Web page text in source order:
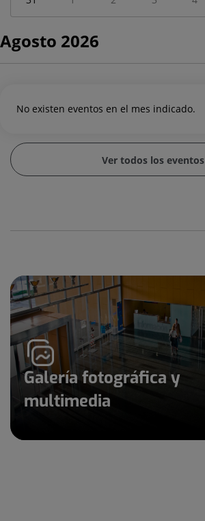
Agosto 2026
No existen eventos en el mes indicado.
Ver todos los eventos
Galería fotográfica y
multimedia